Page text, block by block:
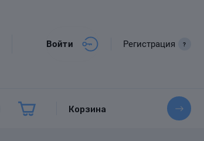
Войти Регистрация ?
Корзина